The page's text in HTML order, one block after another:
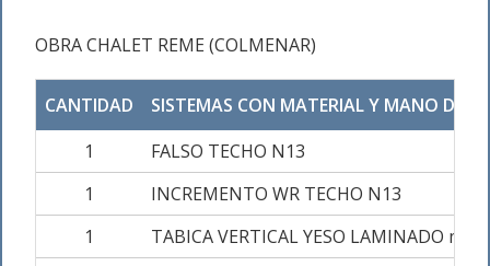
OBRA CHALET REME (COLMENAR)
CANTIDAD
SISTEMAS CON MATERIAL Y MANO DE
1
FALSO TECHO N13
1
INCREMENTO WR TECHO N13
1
TABICA VERTICAL YESO LAMINADO max